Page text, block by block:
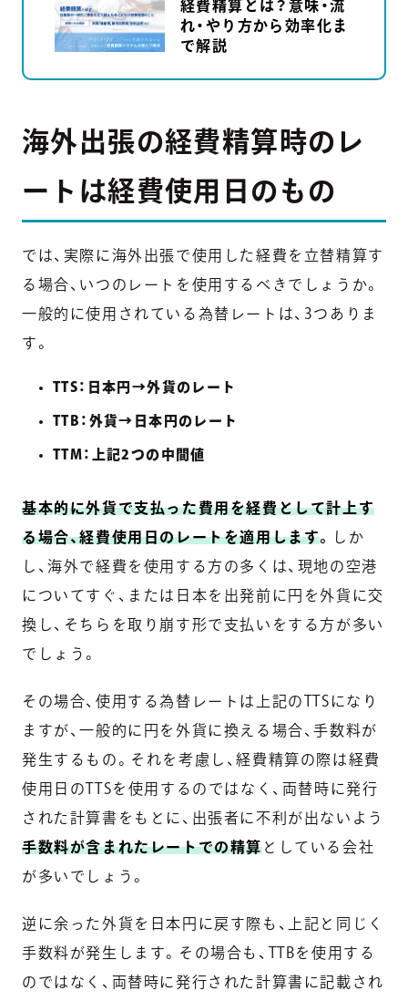
経費精算とは？意味・流
れ・やり方から効率化ま
で解説
海外出張の経費精算時のレ
ートは経費使用日のもの
では、実際に海外出張で使用した経費を立替精算す
る場合、いつのレートを使用するべきでしょうか。
一般的に使用されている為替レートは、3つありま
す。
TTS：日本円→外貨のレート
TTB：外貨→日本円のレート
TTM：上記2つの中間値
基本的に外貨で支払った費用を経費として計上す
る場合、経費使用日のレートを適用します。
しか
し、海外で経費を使用する方の多くは、現地の空港
についてすぐ、または日本を出発前に円を外貨に交
換し、そちらを取り崩す形で支払いをする方が多い
でしょう。
その場合、使用する為替レートは上記のTTSになり
ますが、一般的に円を外貨に換える場合、手数料が
発生するもの。それを考慮し、経費精算の際は経費
使用日のTTSを使用するのではなく、両替時に発行
された計算書をもとに、出張者に不利が出ないよう
手数料が含まれたレートでの精算としている会社
が多いでしょう。
逆に余った外貨を日本円に戻す際も、上記と同じく
手数料が発生します。その場合も、TTBを使用する
のではなく、両替時に発行された計算書に記載され